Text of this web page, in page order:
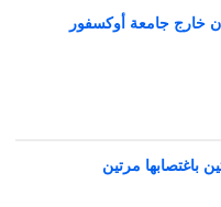
جامعة أوكسفور
باغتصابها مرتين